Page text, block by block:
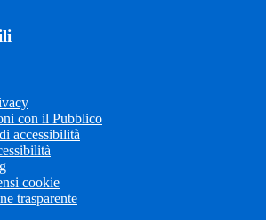
con il Pubblico
accessibilità
cookie
trasparente